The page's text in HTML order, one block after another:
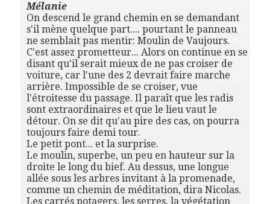
Mélanie
On descend le grand chemin en se demandant
s'il mène quelque part.... pourtant le panneau
ne semblait pas mentir: Moulin de Vaujours.
C'est assez prometteur... Alors on continue en se
disant qu'il serait mieux de ne pas croiser de
voiture, car l'une des 2 devrait faire marche
arrière. Impossible de se croiser, vue
l'étroitesse du passage. Il paraît que les radis
sont extraordinaires et que le lieu vaut le
détour. On se dit qu'au pire des cas, on pourra
toujours faire demi tour.
Le petit pont... et la surprise.
Le moulin, superbe, un peu en hauteur sur la
droite le long du bief. Au dessus, une longue
allée sous les arbres invitant à la promenade,
comme un chemin de méditation, dira Nicolas.
Les carrés potagers, les serres, la végétation